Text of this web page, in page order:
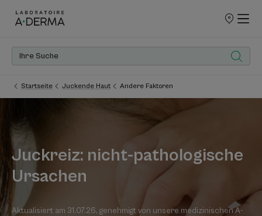
UNSERE
Startseite Juckende Haut Andere Faktoren
Juckreiz: nicht-pathologische
Ursachen
Aktualisiert am 31.07.26, genehmigt von unsere medizinischen A-